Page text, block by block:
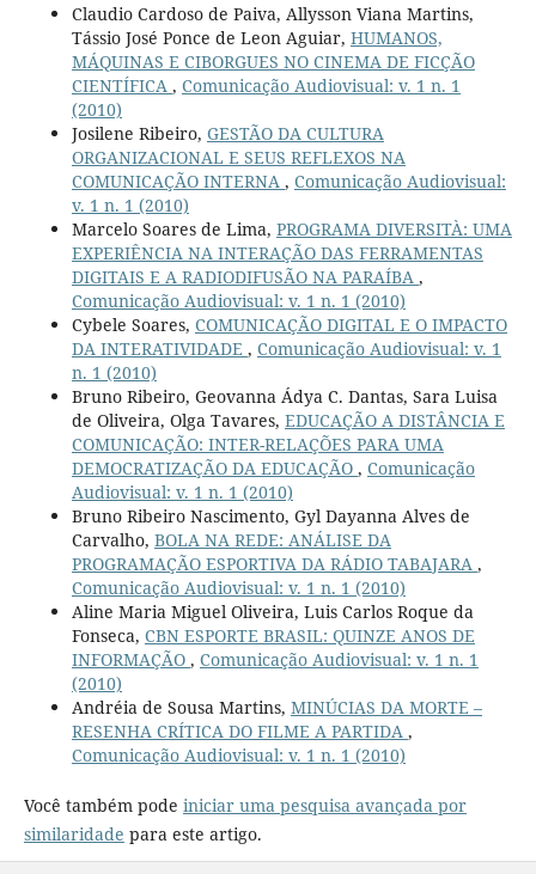
Claudio Cardoso de Paiva, Allysson Viana Martins,
Tássio José Ponce de Leon Aguiar, HUMANOS,
MÁQUINAS E CIBORGUES NO CINEMA DE FICÇÃO
CIENTÍFICA , Comunicação Audiovisual: v. 1 n. 1
(2010)
Josilene Ribeiro, GESTÃO DA CULTURA
ORGANIZACIONAL E SEUS REFLEXOS NA
COMUNICAÇÃO INTERNA , Comunicação Audiovisual:
v. 1 n. 1 (2010)
Marcelo Soares de Lima, PROGRAMA DIVERSITÀ: UMA
EXPERIÊNCIA NA INTERAÇÃO DAS FERRAMENTAS
DIGITAIS E A RADIODIFUSÃO NA PARAÍBA ,
Comunicação Audiovisual: v. 1 n. 1 (2010)
Cybele Soares, COMUNICAÇÃO DIGITAL E O IMPACTO
DA INTERATIVIDADE , Comunicação Audiovisual: v. 1
n. 1 (2010)
Bruno Ribeiro, Geovanna Ádya C. Dantas, Sara Luisa
de Oliveira, Olga Tavares, EDUCAÇÃO A DISTÂNCIA E
COMUNICAÇÃO: INTER-RELAÇÕES PARA UMA
DEMOCRATIZAÇÃO DA EDUCAÇÃO , Comunicação
Audiovisual: v. 1 n. 1 (2010)
Bruno Ribeiro Nascimento, Gyl Dayanna Alves de
Carvalho, BOLA NA REDE: ANÁLISE DA
PROGRAMAÇÃO ESPORTIVA DA RÁDIO TABAJARA ,
Comunicação Audiovisual: v. 1 n. 1 (2010)
Aline Maria Miguel Oliveira, Luis Carlos Roque da
Fonseca, CBN ESPORTE BRASIL: QUINZE ANOS DE
INFORMAÇÃO , Comunicação Audiovisual: v. 1 n. 1
(2010)
Andréia de Sousa Martins, MINÚCIAS DA MORTE –
RESENHA CRÍTICA DO FILME A PARTIDA ,
Comunicação Audiovisual: v. 1 n. 1 (2010)
Você também pode iniciar uma pesquisa avançada por
similaridade para este artigo.